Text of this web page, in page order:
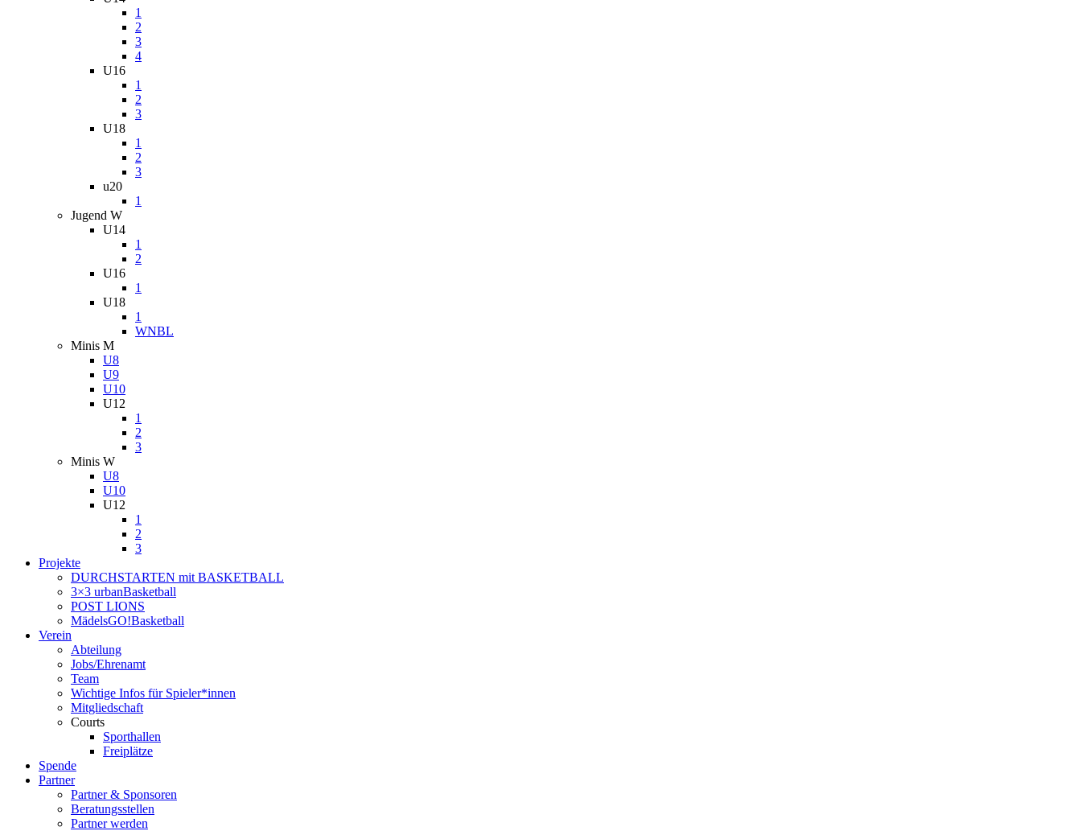
1
2
3
4
U16
1
2
3
U18
1
2
3
u20
1
Jugend W
U14
1
2
U16
1
U18
1
WNBL
Minis M
U8
U9
U10
U12
1
2
3
Minis W
U8
U10
U12
1
2
3
Projekte
DURCHSTARTEN mit BASKETBALL
3×3 urbanBasketball
POST LIONS
MädelsGO!Basketball
Verein
Abteilung
Jobs/Ehrenamt
Team
Wichtige Infos für Spieler*innen
Mitgliedschaft
Courts
Sporthallen
Freiplätze
Spende
Partner
Partner & Sponsoren
Beratungsstellen
Partner werden